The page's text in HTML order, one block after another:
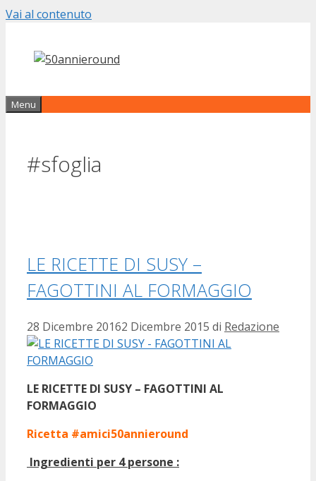
Vai al contenuto
Menu
#sfoglia
LE RICETTE DI SUSY –
FAGOTTINI AL FORMAGGIO
28 Dicembre 20162 Dicembre 2015 di Redazione
LE RICETTE DI SUSY – FAGOTTINI AL
FORMAGGIO
Ricetta #amici50annieround
Ingredienti per 4 persone :